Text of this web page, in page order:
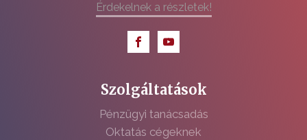
Érdekelnek a részletek!
Szolgáltatások
Pénzügyi tanácsadás
Oktatás cégeknek